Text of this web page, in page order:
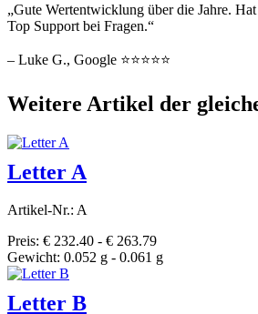
„Gute Wertentwicklung über die Jahre.
Top Support bei Fragen.“
– Luke G., Google ⭐⭐⭐⭐⭐
Weitere Artikel der
Letter A
Artikel-Nr.: A
Preis: € 232.40 - € 263.79
Gewicht: 0.052 g - 0.061 g
Letter B